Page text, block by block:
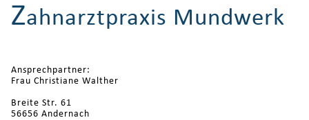
Zahnarztpraxis Mundwerk
Ansprechpartner:
Frau Christiane Walther
Breite Str. 61
56656 Andernach